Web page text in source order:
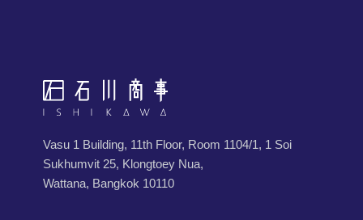
Vasu 1 Building, 11th Floor, Room 1104/1, 1 Soi
Sukhumvit 25, Klongtoey Nua,
Wattana, Bangkok 10110